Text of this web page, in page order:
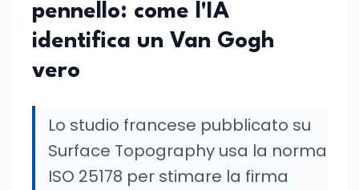
pennello: come l'IA
identifica un Van Gogh
vero
Lo studio francese pubblicato su
Surface Topography usa la norma
ISO 25178 per stimare la firma